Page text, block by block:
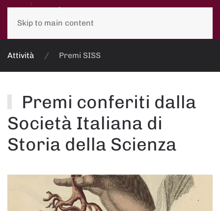
Skip to main content
Attività Premi SISS
Premi conferiti dalla
Società Italiana di
Storia della Scienza